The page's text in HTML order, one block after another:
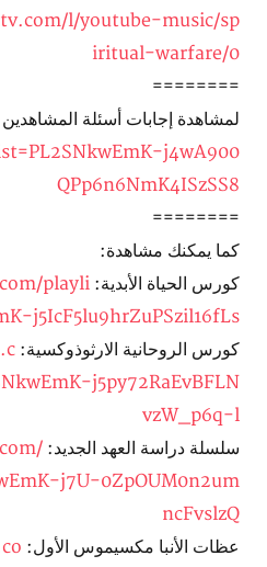
l/youtube-music/sp
iritual-warfare/0
========
لمشاهدة إجابات أسئلة
j4wA900
QPp6n6NmK4ISzSS8
========
كما يمكنك مشاهدة:
كورس الحياة الأبدية: playli
j5IcF5lu9hrZuPSzil16fLs
كورس الروحانية الارثوذوكسية:
j5py72RaEvBFLN
vzW_p6q-l
سلسلة دراسة العهد الجديد:
j7U-0ZpOUM0n2um
ncFvslzQ
عظات الأنبا مكسيموس الأول: